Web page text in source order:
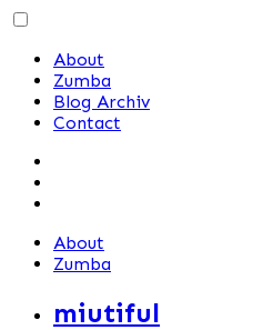
Skip
contentAbout
Zumba
Blog Archiv
Contact
About
Zumba
miutiful